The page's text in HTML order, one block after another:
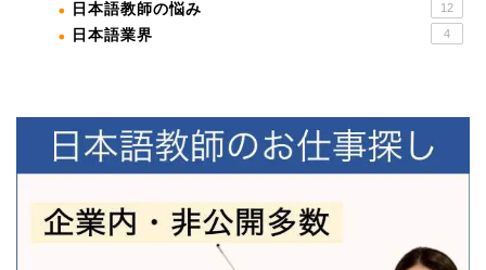
日本語教師の悩み 12
日本語業界 4